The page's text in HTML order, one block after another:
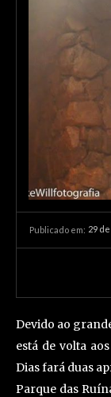
Publicado em: 29
Devido ao
está de volta
Dias fará duas
Parque das